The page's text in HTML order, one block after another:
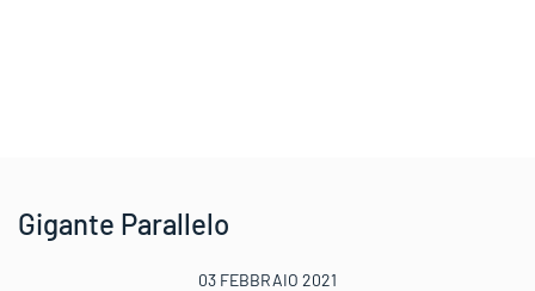
Gigante Parallelo
03 FEBBRAIO 2021